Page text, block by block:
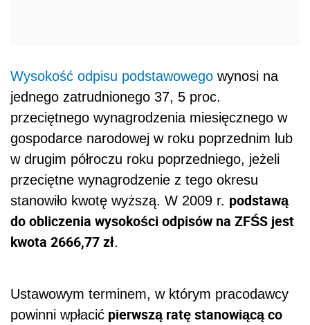
Wysokość odpisu podstawowego wynosi na
jednego zatrudnionego 37, 5 proc.
przeciętnego wynagrodzenia miesięcznego w
gospodarce narodowej w roku poprzednim lub
w drugim półroczu roku poprzedniego, jeżeli
przeciętne wynagrodzenie z tego okresu
stanowiło kwotę wyższą. W 2009 r. podstawą
do obliczenia wysokości odpisów na ZFŚS jest
kwota 2666,77 zł.
Ustawowym terminem, w którym pracodawcy
powinni wpłacić pierwszą ratę stanowiącą co